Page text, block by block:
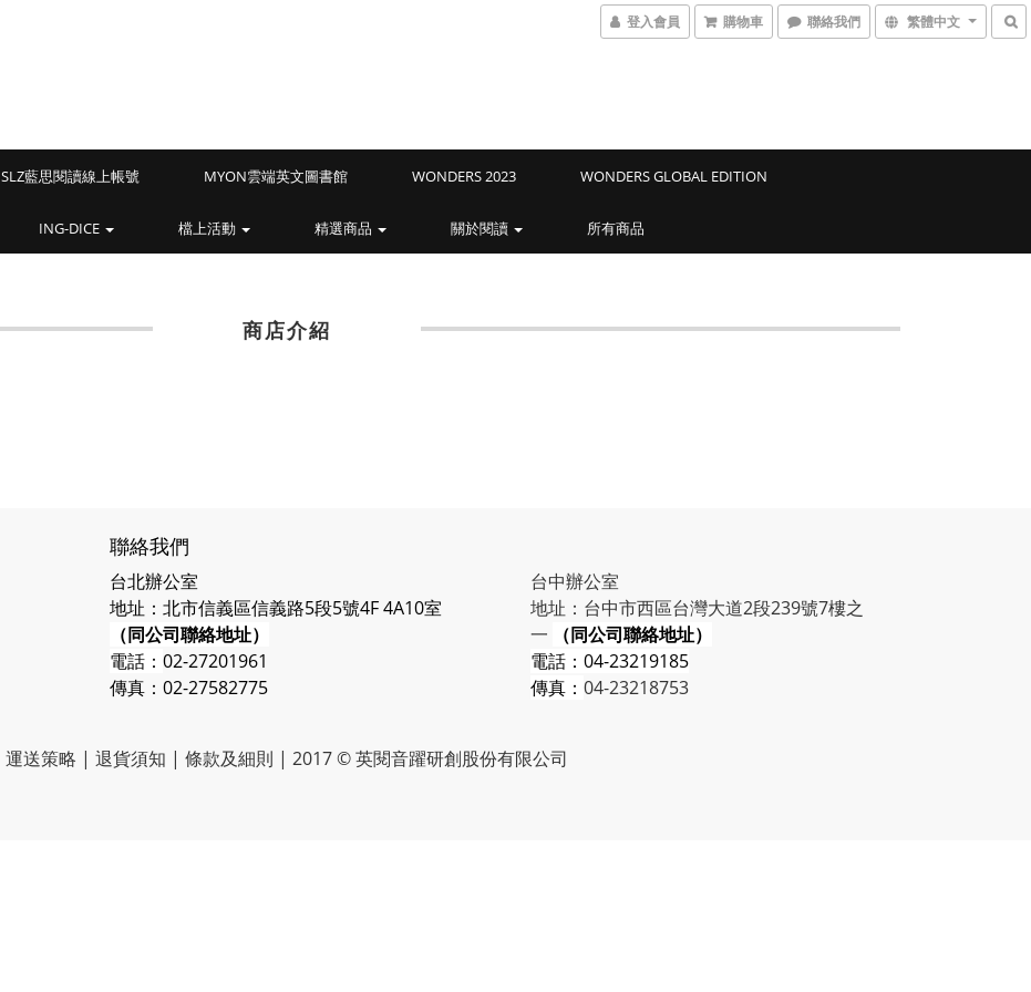
登入會員 購物車 聯絡我們 繁體中文
SLZ藍思閱讀線上帳號 MYON雲端英文圖書館 WONDERS 2023 WONDERS GLOBAL EDITION
ING-DICE 檔上活動 精選商品 關於閱讀 所有商品
商店介紹
聯絡我們
台北辦公室
地址：北市信義區信義路5段5號4F 4A10室
（同公司聯絡地址）
電話： 02-27201961
傳真：02-27582775
台中辦公室
地址：台中市西區台灣大道2段239號7樓之
一
（同公司聯絡地址）
電話： 04-23219185
傳真： 04-23218753
運送策略 | 退貨須知 | 條款及細則 | 2017 © 英閱音躍研創股份有限公司